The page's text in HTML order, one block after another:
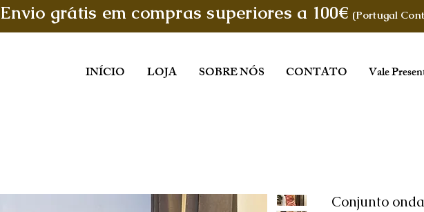
Envio grátis em compras superiores a 100€ (Portugal
INÍCIO LOJA SOBRE NÓS CONTATO Vale
Conjunto